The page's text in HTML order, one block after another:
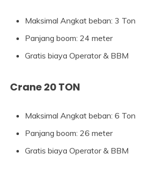
Maksimal Angkat beban: 3 Ton
Panjang boom: 24 meter
Gratis biaya Operator & BBM
Crane 20 TON
Maksimal Angkat beban: 6 Ton
Panjang boom: 26 meter
Gratis biaya Operator & BBM